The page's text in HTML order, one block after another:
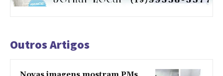
Outros Artigos